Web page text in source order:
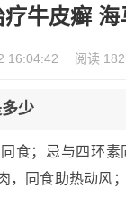
疗牛皮癣
16:04:42 阅读
少
食；忌与四环
，同食助热动风